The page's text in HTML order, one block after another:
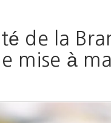
de la
mise à